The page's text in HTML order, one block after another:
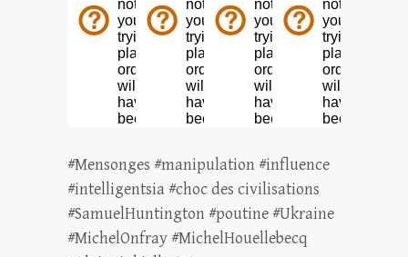
#Mensonges #manipulation #influence
#intelligentsia #choc des civilisations
#SamuelHuntington #poutine #Ukraine
#MichelOnfray #MichelHouellebecq